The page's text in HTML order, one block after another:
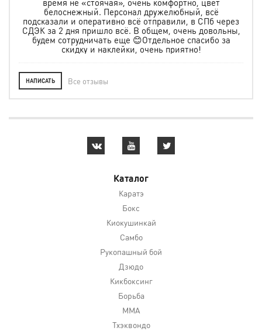
Заказывали защиту и шлем для мальчика, все
подошло. Спасибо за быструю доставку, за помощь в
выборе. Ребёнок очень рад. Желаем Вам много
клиентов, а мы уже в их числе.
НАПИСАТЬ Все отзывы
Каталог
Каратэ
Бокс
Киокушинкай
Самбо
Рукопашный бой
Дзюдо
Кикбоксинг
Борьба
MMA
Тхэквондо